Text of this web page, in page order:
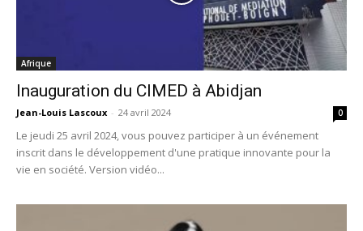
Afrique
Inauguration du CIMED à Abidjan
Jean-Louis Lascoux - 24 avril 2024 0
Le jeudi 25 avril 2024, vous pouvez participer à un événement
inscrit dans le développement d'une pratique innovante pour la
vie en société. Version vidéo...